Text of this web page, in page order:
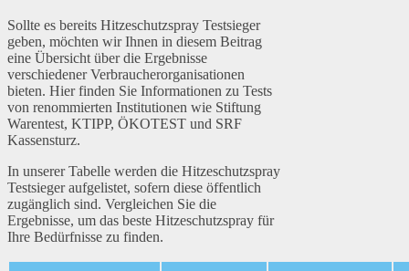
Sollte es bereits Hitzeschutzspray Testsieger
geben, möchten wir Ihnen in diesem Beitrag
eine Übersicht über die Ergebnisse
verschiedener Verbraucherorganisationen
bieten. Hier finden Sie Informationen zu Tests
von renommierten Institutionen wie Stiftung
Warentest, KTIPP, ÖKOTEST und SRF
Kassensturz.
In unserer Tabelle werden die Hitzeschutzspray
Testsieger aufgelistet, sofern diese öffentlich
zugänglich sind. Vergleichen Sie die
Ergebnisse, um das beste Hitzeschutzspray für
Ihre Bedürfnisse zu finden.